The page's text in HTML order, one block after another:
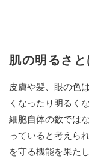
肌の明るさと
皮膚や髪、眼の色
くなったり明るく
細胞自体の数では
っていると考えら
を守る機能を果た